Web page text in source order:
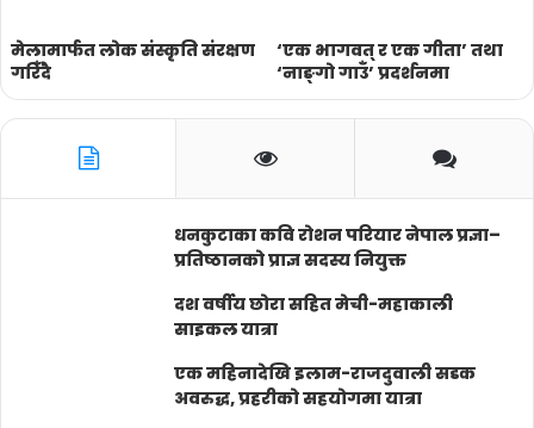
मेलामार्फत लोक संस्कृति संरक्षण
गरिँदै
‘एक भागवत् र एक गीता’ तथा
‘नाङ्गो गाउँ’ प्रदर्शनमा
धनकुटाका कवि रोशन परियार नेपाल प्रज्ञा–
प्रतिष्ठानको प्राज्ञ सदस्य नियुक्त
दश वर्षीय छोरा सहित मेची-महाकाली
साइकल यात्रा
एक महिनादेखि इलाम-राजदुवाली सडक
अवरुद्ध, प्रहरीको सहयोगमा यात्रा